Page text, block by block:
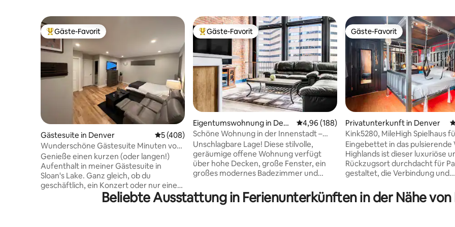
Beliebter Gäste-Favorit.
Gäste-Favorit
Gästesuite in Denver Durchschnittliche Bewertung: 5 von 5, 408 Bewertungen
5 (408)
Wunderschöne Gästesuite Minuten vom
Stadion entfernt
Genieße einen kurzen (oder langen!)
Aufenthalt in meiner Gästesuite in
Sloan's Lake. Ganz gleich, ob du
geschäftlich, ein Konzert oder nur einen
kurzen Kurzurlaub in der Stadt
unterwegs bist: In dieser Gästesuite mit
Beliebter Gäste-Favorit.
Gäste-Favorit
Eigentumswohnung in Denv
er
Durchschnittliche Bewertung: 4,96 von 5,
4,96 (188)
Schöne Wohnung in der Innenstadt –
Alles zu Fuß erreichbar
Unschlagbare Lage! Diese stilvolle,
geräumige offene Wohnung verfügt
über hohe Decken, große Fenster, ein
großes modernes Badezimmer und
Jahrhundert, die historischen Charme
mit modernem Komfort verbinden. Nur
Gäste-Favorit
Gäste-Favorit
Privatunterkunft in Denver
Kink5280, MileHigh Spielhaus
Erwachsene
Eingebettet in das pulsierende
Highlands ist dieser luxuriöse
Rückzugsort durchdacht für
gestaltet, die Verbindung und
an, in dem du ankommst,
verführerische Energie, die
Beliebte Ausstattung in Ferienunterkünften in der Nähe